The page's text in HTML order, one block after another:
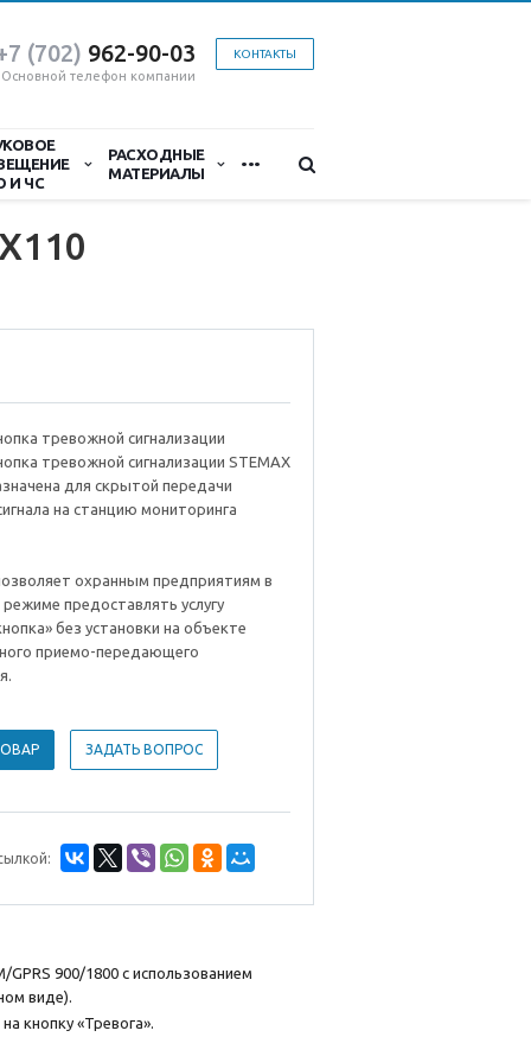
КОНТАКТЫ
(702) 962-90-03
Основной телефон компании
И ЧС
РАСХОДНЫЕ
МАТЕРИАЛЫ
...
тревожной сигнализации
тревожной сигнализации STEMAX
для скрытой передачи
на станцию мониторинга
охранным предприятиям в
предоставлять услугу
без установки на объекте
приемо-передающего
ЗАДАТЬ ВОПРОС
900/1800 с использованием
виде).
кнопку «Тревога».